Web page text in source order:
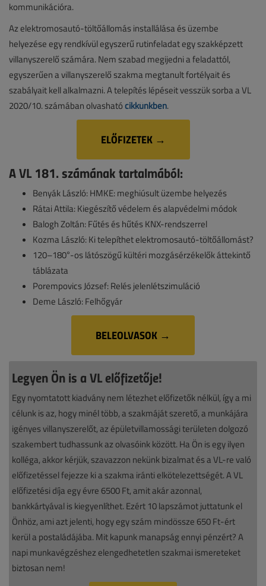
kommunikációra.
Az elektromosautó-töltőállomás installálása és üzembe
helyezése egy rendkívül egyszerű rutinfeladat egy szakképzett
villanyszerelő számára. Nem szabad megijedni a feladattól,
egyszerűen a villanyszerelő szakma megtanult fortélyait és
szabályait kell alkalmazni. A telepítés lépéseit vesszük sorba a VL
2020/10. számában olvashatócikkünkben.
ELŐFIZETEK →
A VL 181. számának tartalmából:
Benyák László: HMKE: meghiúsult üzembe helyezés
Rátai Attila: Kiegészítő védelem és alapvédelmi módok
Balogh Zoltán: Fűtés és hűtés KNX-rendszerrel
Kozma László: Ki telepíthet elektromosautó-töltőállomást?
120–180°-os látószögű kültéri mozgásérzékelők áttekintő
táblázata
Porempovics József: Relés jelenlétszimuláció
Deme László: Felhőgyár
BELEOLVASOK →
Legyen Ön is a VL előfizetője!
Egy nyomtatott kiadvány nem létezhet előfizetők nélkül, így a mi
célunk is az, hogy minél több, a szakmáját szerető, a munkájára
igényes villanyszerelőt, az épületvillamossági területen dolgozó
szakembert tudhassunk az olvasóink között. Ha Ön is egy ilyen
kolléga, akkor kérjük, szavazzon nekünk bizalmat és a VL-re való
előfizetéssel fejezze ki a szakma iránti elkötelezettségét. A VL
előfizetési díja egy évre 6500 Ft, amit akár azonnal,
bankkártyával is kiegyenlíthet. Ezért 10 lapszámot juttatunk el
Önhöz, ami azt jelenti, hogy egy szám mindössze 650 Ft-ért
kerül a postaládájába. Mit kapunk manapság ennyi pénzért? A
napi munkavégzéshez elengedhetetlen szakmai ismereteket
biztosan nem!